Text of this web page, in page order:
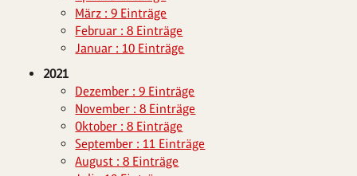
März : 9 Einträge
Februar : 8 Einträge
Januar : 10 Einträge
2021
Dezember : 9 Einträge
November : 8 Einträge
Oktober : 8 Einträge
September : 11 Einträge
August : 8 Einträge